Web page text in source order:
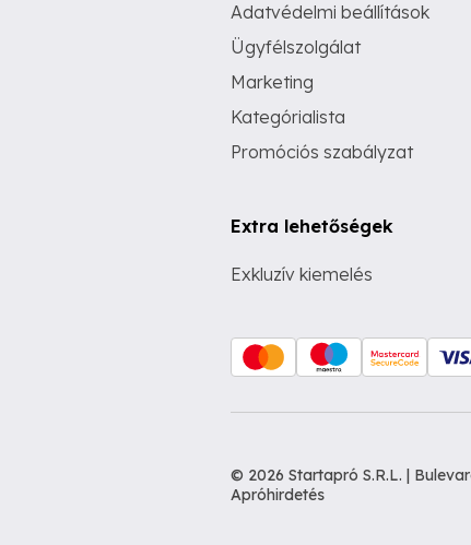
Adatvédelmi beállítások
Ügyfélszolgálat
Marketing
Kategórialista
Promóciós szabályzat
Extra lehetőségek
Exkluzív kiemelés
© 2026 Startapró S.R.L. |
Apróhirdetés